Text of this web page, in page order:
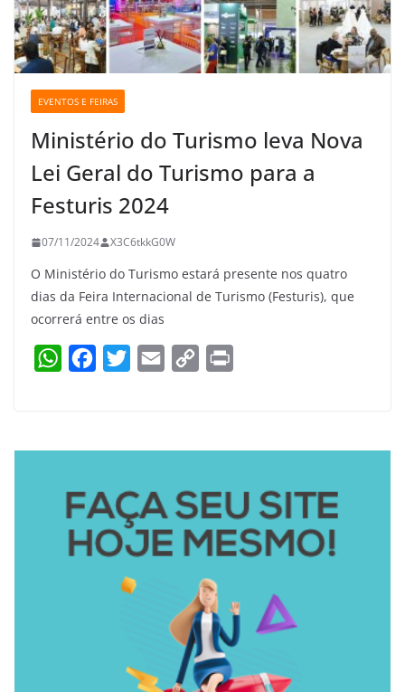
EVENTOS E FEIRAS
Ministério do Turismo leva Nova
Lei Geral do Turismo para a
Festuris 2024
07/11/2024 X3C6tkkG0W
O Ministério do Turismo estará presente nos quatro
dias da Feira Internacional de Turismo (Festuris), que
ocorrerá entre os dias
W
A
p
o
k
e
r
i
n
k